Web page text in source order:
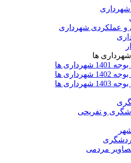
شهرداری
و عملکردی شهرداری
ها
ها
ها
ها
و تفریحی
مردمی